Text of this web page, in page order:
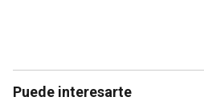
Puede interesarte